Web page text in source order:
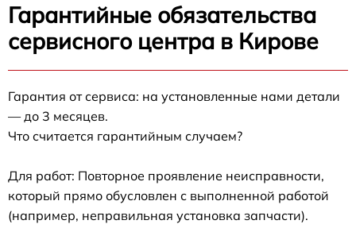
Гарантийные обязательства
сервисного центра в Кирове
Гарантия от сервиса: на установленные нами детали
— до 3 месяцев.
Что считается гарантийным случаем?
Для работ: Повторное проявление неисправности,
который прямо обусловлен с выполненной работой
(например, неправильная установка запчасти).